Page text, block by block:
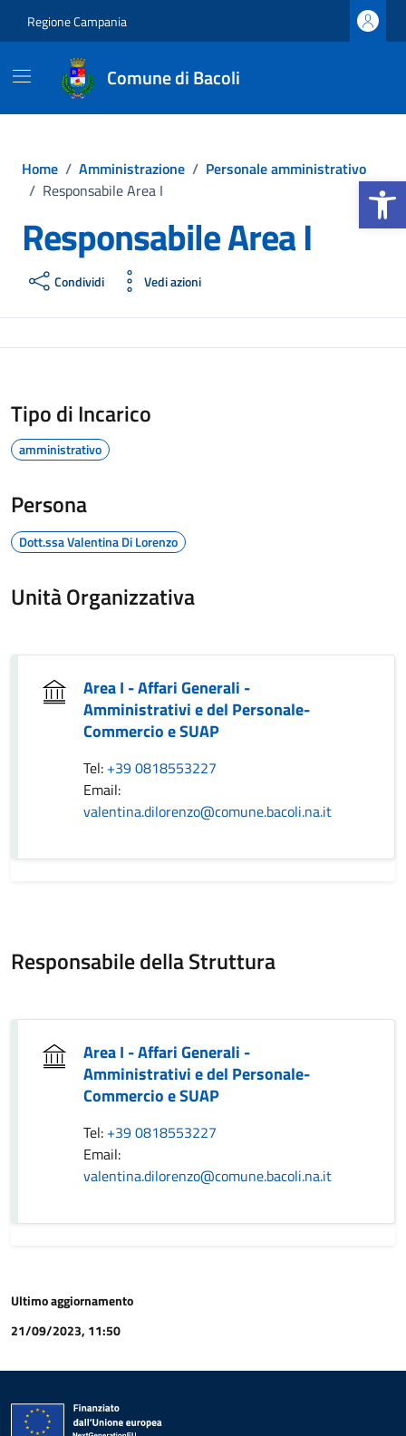
Apri la
Regione Campania
Comune di Bacoli
Home / Amministrazione / Personale amministrativo
/ Responsabile Area I
Responsabile Area I
Condividi Vedi azioni
Tipo di Incarico
amministrativo
Persona
Dott.ssa Valentina Di Lorenzo
Unità Organizzativa
Area I - Affari Generali -
Amministrativi e del Personale-
Commercio e SUAP
Tel: +39 0818553227
Email:
valentina.dilorenzo@comune.bacoli.na.it
Responsabile della Struttura
Area I - Affari Generali -
Amministrativi e del Personale-
Commercio e SUAP
Tel: +39 0818553227
Email:
valentina.dilorenzo@comune.bacoli.na.it
Ultimo aggiornamento
21/09/2023, 11:50